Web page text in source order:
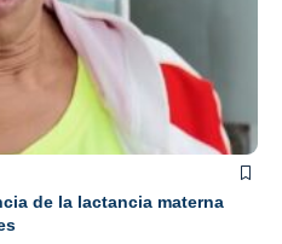
de la lactancia materna